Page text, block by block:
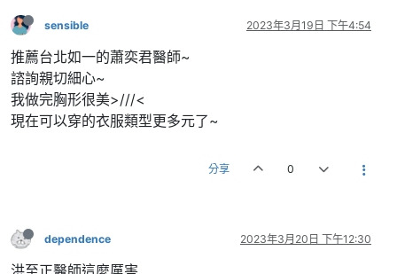
sensible 2023年3月19日 下午4:54
推薦台北如一的蕭奕君醫師~
諮詢親切細心~
我做完胸形很美>///<
現在可以穿的衣服類型更多元了~
分享 0
dependence 2023年3月20日 下午12:30
洪至正醫師這麼厲害